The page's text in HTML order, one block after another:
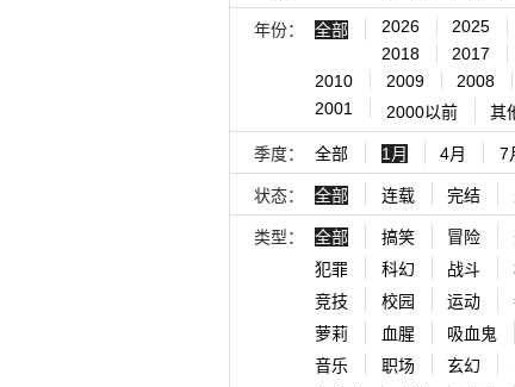
年份： 全部 2026 2025
2018
2017
2010
2009 2008
2001
2000以前 其
季度： 全部 1月 4月 7
状态： 全部 连载 完结
类型： 全部 搞笑 冒险
犯罪
科幻 战斗
竞技
校园 运动
萝莉
血腥 吸血鬼
音乐
职场 玄幻